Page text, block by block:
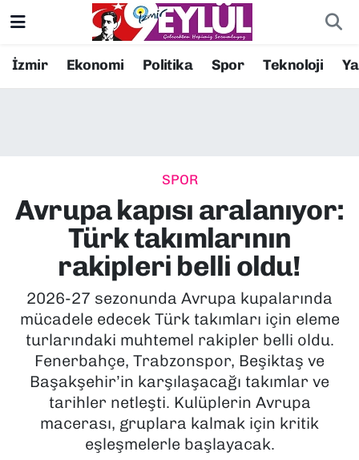
İzmir Ekonomi Politika Spor Teknoloji
SPOR
Avrupa kapısı aralanıyor:
Türk takımlarının
rakipleri belli oldu!
2026-27 sezonunda Avrupa kupalarında
mücadele edecek Türk takımları için eleme
turlarındaki muhtemel rakipler belli oldu.
Fenerbahçe, Trabzonspor, Beşiktaş ve
Başakşehir’in karşılaşacağı takımlar ve
tarihler netleşti. Kulüplerin Avrupa
macerası, gruplara kalmak için kritik
eşleşmelerle başlayacak.
Resmi İlanlar
EKONOMİ
KÜLTÜR SANAT
MAGAZİN
POLİTİKA
SAĞLIK
SPOR
Konak Nöbetçi Eczaneler
Süper Lig Puan Durumu ve Fikstür
Tüm Manşetler
Son Dakika Haberleri
Haber Arşivi